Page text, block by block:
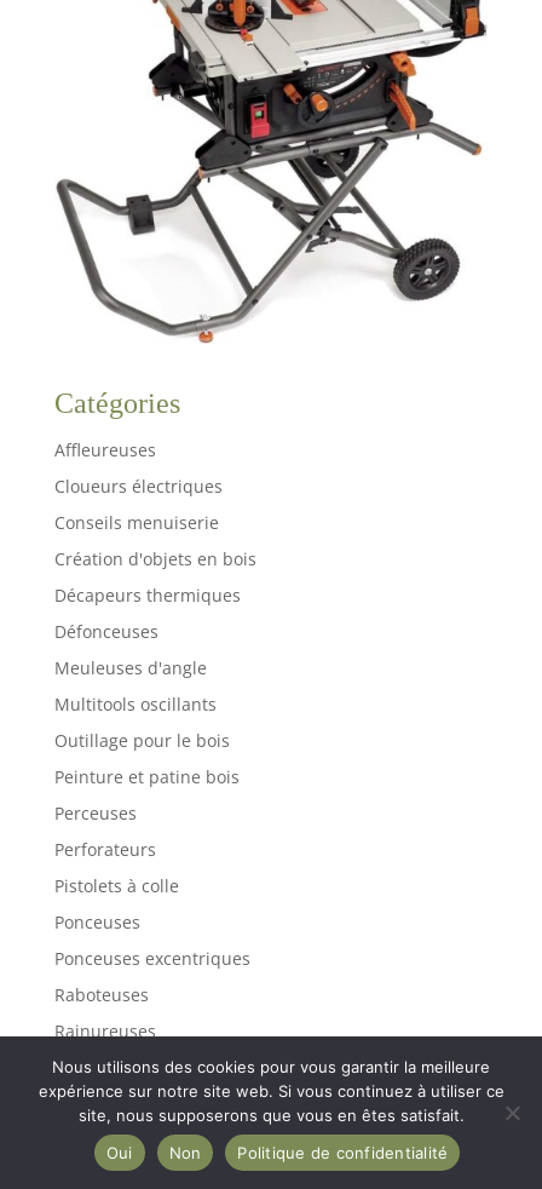
Catégories
Affleureuses
Cloueurs électriques
Conseils menuiserie
Création d'objets en bois
Décapeurs thermiques
Défonceuses
Meuleuses d'angle
Multitools oscillants
Outillage pour le bois
Peinture et patine bois
Perceuses
Perforateurs
Pistolets à colle
Ponceuses
Ponceuses excentriques
Raboteuses
Rainureuses
Scie sauteuses
Scies à onglets
Scies circulaires
Scies plongeantes
Nous utilisons des cookies pour vous garantir la meilleure
expérience sur notre site web. Si vous continuez à utiliser ce
site, nous supposerons que vous en êtes satisfait.
Oui
Non Politique de confidentialité